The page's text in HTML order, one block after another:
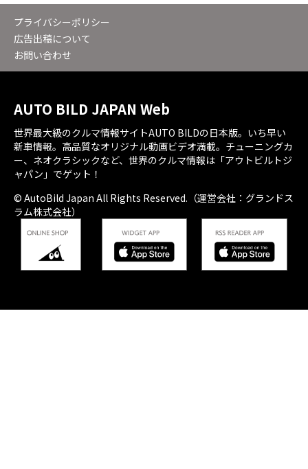
プライバシーポリシー
広告出稿について
お問い合わせ
AUTO BILD JAPAN Web
世界最大級のクルマ情報サイトAUTO BILDの日本版。いち早い
新車情報。高品質なオリジナル動画ビデオ満載。チューニングカ
ー、ネオクラシックなど、世界のクルマ情報は「アウトビルトジ
ャパン」でゲット！
© AutoBild Japan All Rights Reserved.（運営会社：グランドス
ラム株式会社）